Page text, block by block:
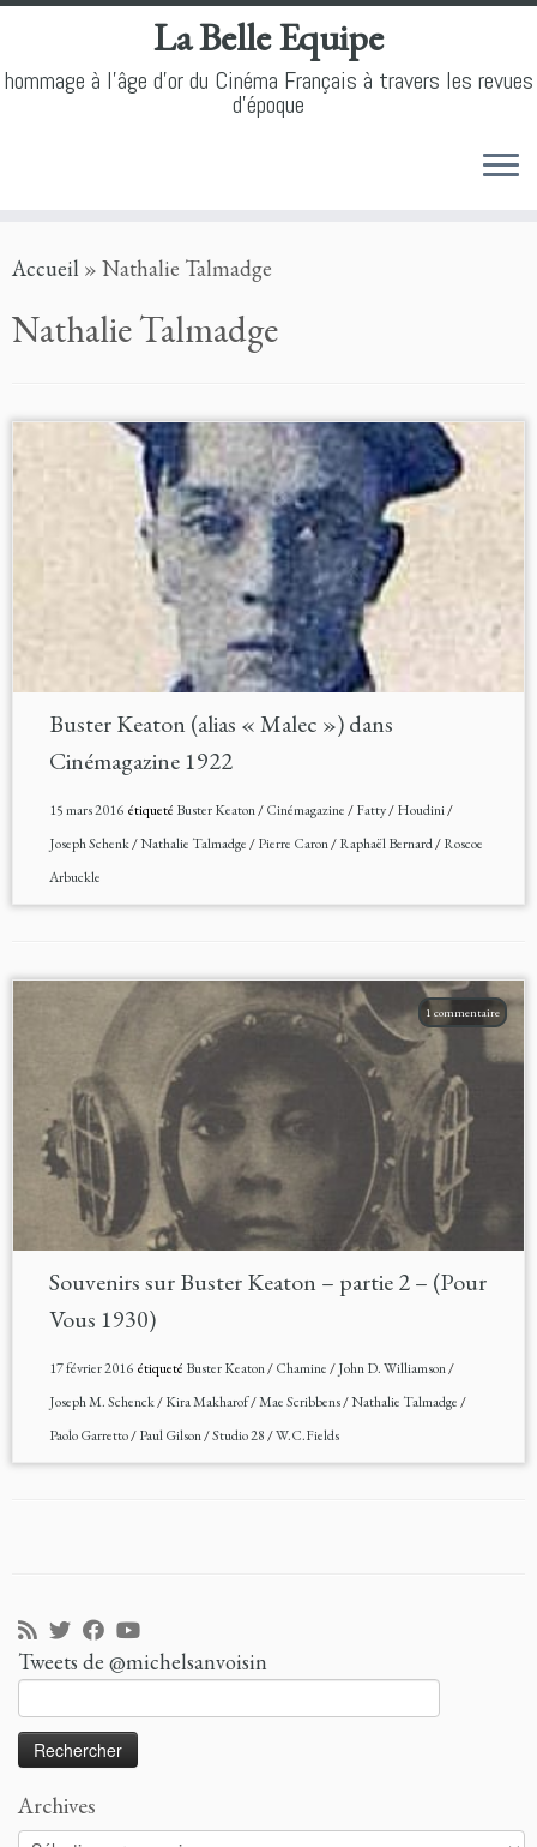
to
La Belle Equipe
hommage à l'âge d'or du Cinéma Français à travers les revues
d'époque
Accueil » Nathalie Talmadge
Nathalie Talmadge
Buster Keaton (alias « Malec ») dans
Cinémagazine 1922
15 mars 2016étiqueté Buster Keaton/Cinémagazine/Fatty/Houdini/
Joseph Schenk/Nathalie Talmadge/Pierre Caron/Raphaël Bernard/Roscoe
Arbuckle
1 commentaire
Souvenirs sur Buster Keaton – partie 2 – (Pour
Vous 1930)
17 février 2016étiqueté Buster Keaton/Chamine/John D. Williamson/
Joseph M. Schenck/Kira Makharof/Mae Scribbens/Nathalie Talmadge/
Paolo Garretto/Paul Gilson/Studio 28/W.C.Fields
Tweets de @michelsanvoisin
Archives
Archives